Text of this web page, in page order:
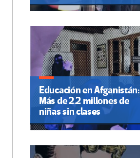
Educación en Afganistán:
Más de 2.2 millones de
niñas sin clases